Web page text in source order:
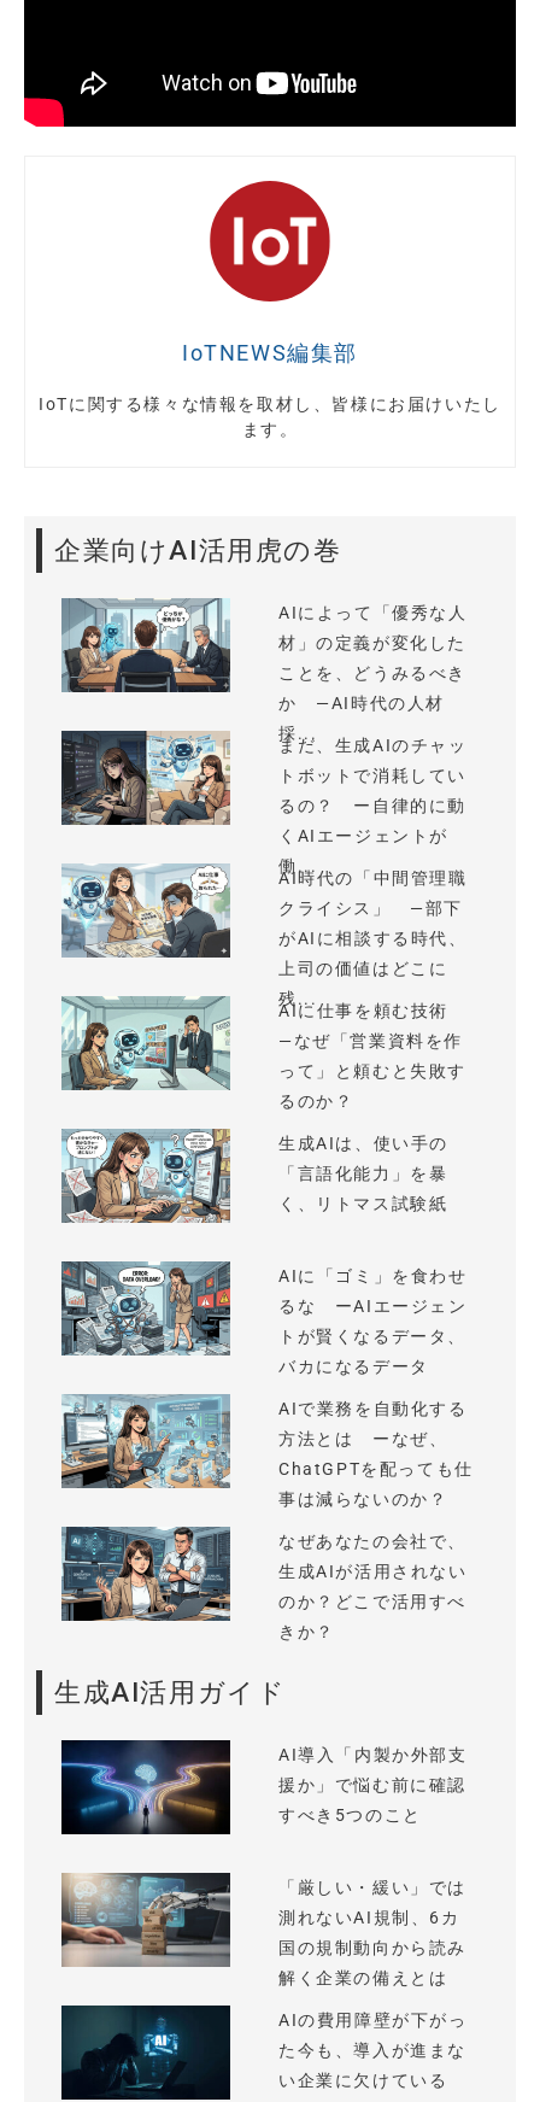
IoTNEWS編集部
IoTに関する様々な情報を取材し、皆様にお届けいたし
ます。
企業向けAI活用虎の巻
AIによって「優秀な人
材」の定義が変化した
ことを、どうみるべき
か —AI時代の人材
採...
まだ、生成AIのチャッ
トボットで消耗してい
るの？ ー自律的に動
くAIエージェントが
働...
AI時代の「中間管理職
クライシス」 —部下
がAIに相談する時代、
上司の価値はどこに
残...
AIに仕事を頼む技術
—なぜ「営業資料を作
って」と頼むと失敗す
るのか？
生成AIは、使い手の
「言語化能力」を暴
く、リトマス試験紙
AIに「ゴミ」を食わせ
るな ーAIエージェン
トが賢くなるデータ、
バカになるデータ
AIで業務を自動化する
方法とは ーなぜ、
ChatGPTを配っても仕
事は減らないのか？
なぜあなたの会社で、
生成AIが活用されない
のか？どこで活用すべ
きか？
生成AI活用ガイド
AI導入「内製か外部支
援か」で悩む前に確認
すべき5つのこと
「厳しい・緩い」では
測れないAI規制、6カ
国の規制動向から読み
解く企業の備えとは
AIの費用障壁が下がっ
た今も、導入が進まな
い企業に欠けている